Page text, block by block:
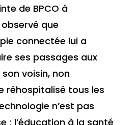
de BPCO à
observé que
connectée lui a
ses passages aux
voisin, non
réhospitalisé tous les
n’est pas
; l’éducation à la santé